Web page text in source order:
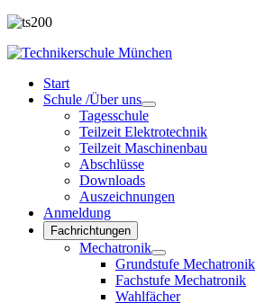
Start
Schule /Über uns
Tagesschule
Teilzeit Elektrotechnik
Teilzeit Maschinenbau
Abschlüsse
Downloads
Auszeichnungen
Anmeldung
Fachrichtungen
Mechatronik
Grundstufe Mechatronik
Fachstufe Mechatronik
Wahlfächer